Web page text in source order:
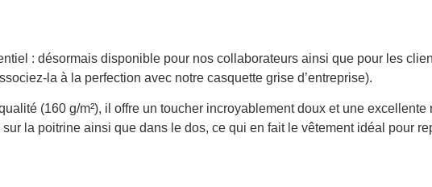
: désormais disponible pour nos collaborateurs ainsi que pour les
la à la perfection avec notre casquette grise d’entreprise).
(160 g/m²), il offre un toucher incroyablement doux et une
la poitrine ainsi que dans le dos, ce qui en fait le vêtement idéal pour